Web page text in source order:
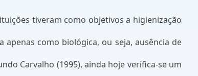
tiveram como objetivos a higienização
como biológica, ou seja, ausência de
Carvalho (1995), ainda hoje verifica-se um